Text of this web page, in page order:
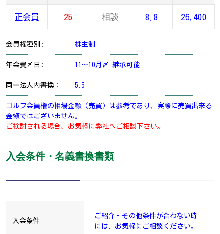
正会員 25 相談 8.8 26,400
会員権種別: 株主制
年会費〆日: 11～10月〆 継承可能
同一法人内書換： 5.5
ゴルフ会員権の相場金額（売買）は参考であり、実際に売買出来る
金額ではございません。
ご検討される場合、お気軽に弊社へご相談下さい。
入会条件・名義書換書類
入会条件
ご紹介・その他条件が合わない時
には、お気軽にご相談ください。